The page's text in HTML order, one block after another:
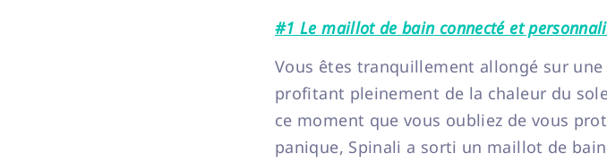
#1 Le maillot de bain connecté et
Vous êtes tranquillement allongé sur
profitant pleinement de la chaleur du
ce moment que vous oubliez de vous
panique, Spinali a sorti un maillot de